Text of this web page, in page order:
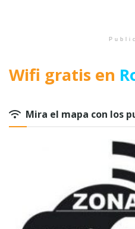
Wifi gratis en
Mira el mapa con los